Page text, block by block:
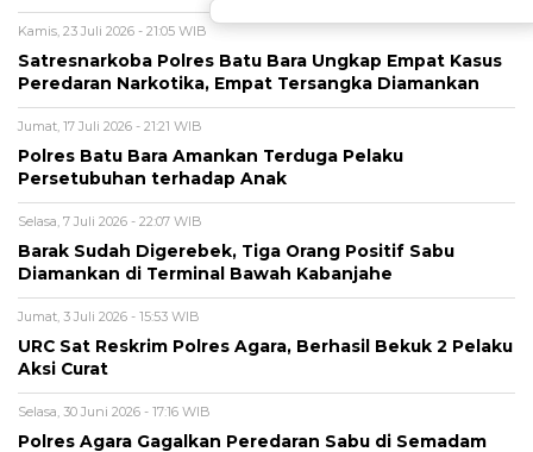
Kamis, 23 Juli 2026 - 21:05 WIB
Satresnarkoba Polres Batu Bara Ungkap Empat Kasus
Peredaran Narkotika, Empat Tersangka Diamankan
Jumat, 17 Juli 2026 - 21:21 WIB
Polres Batu Bara Amankan Terduga Pelaku
Persetubuhan terhadap Anak
Selasa, 7 Juli 2026 - 22:07 WIB
Barak Sudah Digerebek, Tiga Orang Positif Sabu
Diamankan di Terminal Bawah Kabanjahe
Jumat, 3 Juli 2026 - 15:53 WIB
URC Sat Reskrim Polres Agara, Berhasil Bekuk 2 Pelaku
Aksi Curat
Selasa, 30 Juni 2026 - 17:16 WIB
Polres Agara Gagalkan Peredaran Sabu di Semadam